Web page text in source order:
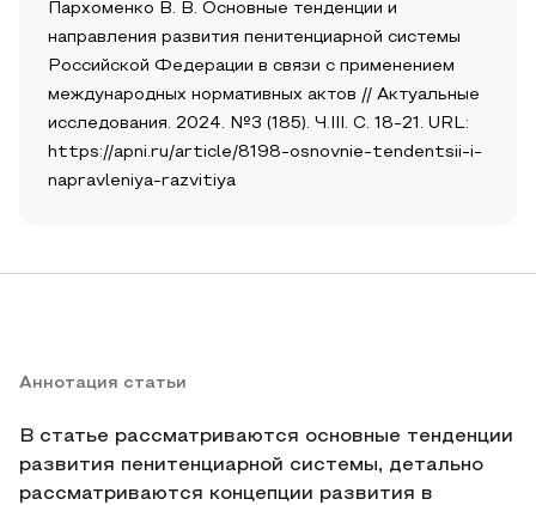
Пархоменко В. В. Основные тенденции и
направления развития пенитенциарной системы
Российской Федерации в связи с применением
международных нормативных актов // Актуальные
исследования. 2024. №3 (185). Ч.III. С. 18-21. URL:
https://apni.ru/article/8198-osnovnie-tendentsii-i-
napravleniya-razvitiya
Аннотация статьи
В статье рассматриваются основные тенденции
развития пенитенциарной системы, детально
рассматриваются концепции развития в